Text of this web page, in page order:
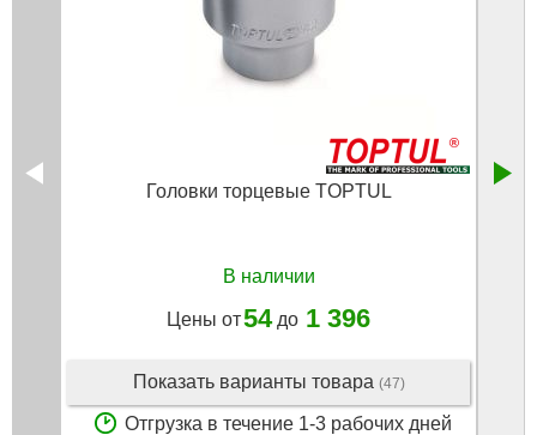
Головки торцевые TOPTUL
В наличии
Цены от54до 1 396
Показать варианты товара (47)
Отгрузка в течение 1-3 рабочих дней